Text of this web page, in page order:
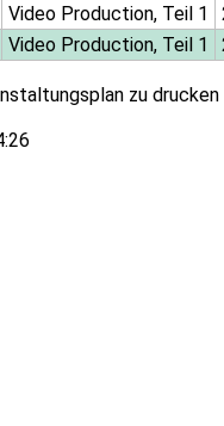
Video Production, Teil 1
Video Production, Teil 1
zu drucken